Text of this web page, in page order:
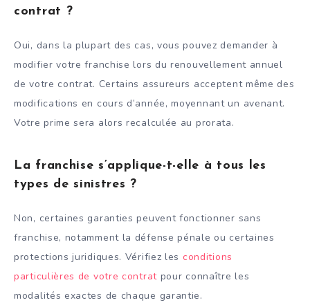
contrat ?
Oui, dans la plupart des cas, vous pouvez demander à
modifier votre franchise lors du renouvellement annuel
de votre contrat. Certains assureurs acceptent même des
modifications en cours d’année, moyennant un avenant.
Votre prime sera alors recalculée au prorata.
La franchise s’applique-t-elle à tous les
types de sinistres ?
Non, certaines garanties peuvent fonctionner sans
franchise, notamment la défense pénale ou certaines
protections juridiques. Vérifiez les conditions
particulières de votre contrat pour connaître les
modalités exactes de chaque garantie.